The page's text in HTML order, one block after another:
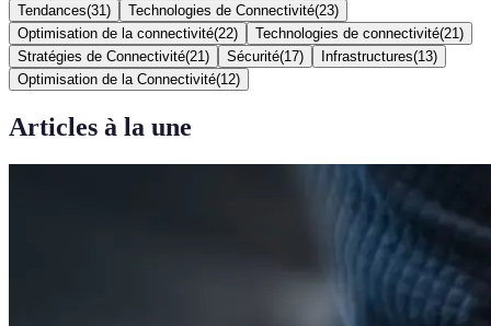
Tendances(31 ) Technologies de Connectivité(23)
Optimisation de la connectivité(22) Technologies de connectivité(21 )
Stratégies de Connectivité(21 ) Sécurité(17) Infrastructures(13)
Optimisation de la Connectivité(12)
Articles à la une